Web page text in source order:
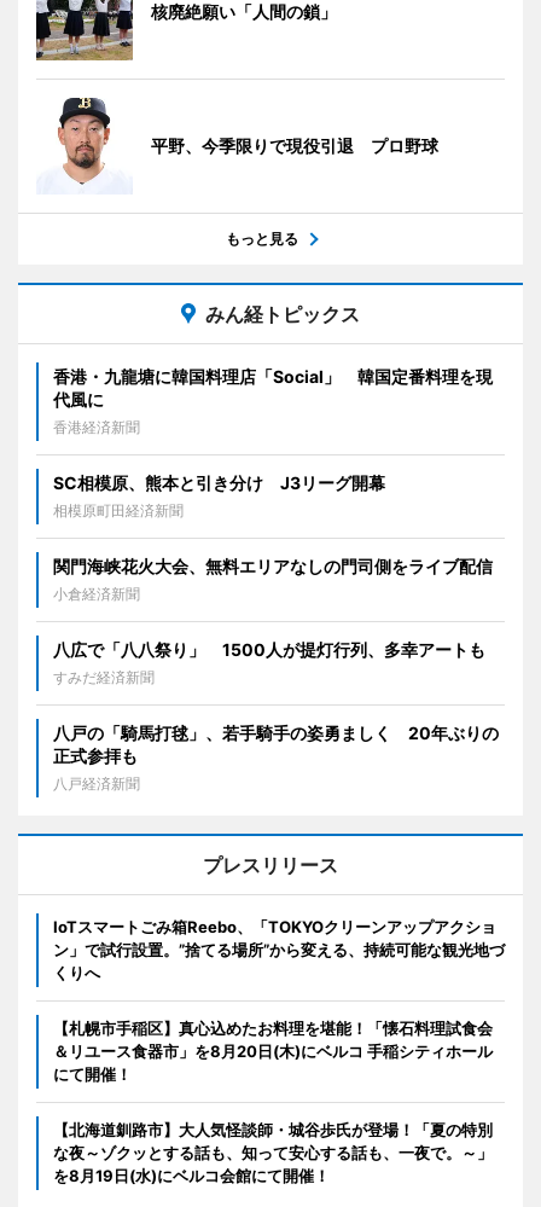
核廃絶願い「人間の鎖」
平野、今季限りで現役引退 プロ野球
もっと見る
みん経トピックス
香港・九龍塘に韓国料理店「Social」 韓国定番料理を現
代風に
香港経済新聞
SC相模原、熊本と引き分け J3リーグ開幕
相模原町田経済新聞
関門海峡花火大会、無料エリアなしの門司側をライブ配信
小倉経済新聞
八広で「八八祭り」 1500人が提灯行列、多幸アートも
すみだ経済新聞
八戸の「騎馬打毬」、若手騎手の姿勇ましく 20年ぶりの
正式参拝も
八戸経済新聞
プレスリリース
IoTスマートごみ箱Reebo、「TOKYOクリーンアップアクショ
ン」で試行設置。”捨てる場所”から変える、持続可能な観光地づ
くりへ
【札幌市手稲区】真心込めたお料理を堪能！「懐石料理試食会
＆リユース食器市」を8月20日(木)にベルコ 手稲シティホール
にて開催！
【北海道釧路市】大人気怪談師・城谷歩氏が登場！「夏の特別
な夜～ゾクッとする話も、知って安心する話も、一夜で。～」
を8月19日(水)にベルコ会館にて開催！